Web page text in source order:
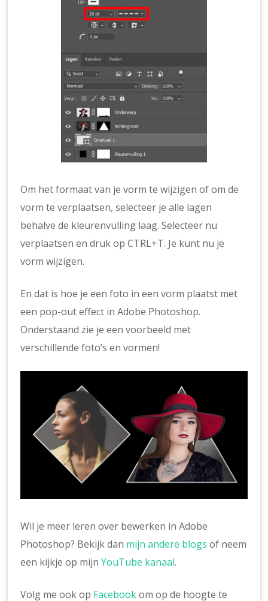
Om het formaat van je vorm te wijzigen of om de
vorm te verplaatsen, selecteer je alle lagen
behalve de kleurenvulling laag. Selecteer nu
verplaatsen en druk op CTRL+T. Je kunt nu je
vorm wijzigen.
En dat is hoe je een foto in een vorm plaatst met
een pop-out effect in Adobe Photoshop.
Onderstaand zie je een voorbeeld met
verschillende foto’s en vormen!
Wil je meer leren over bewerken in Adobe
Photoshop? Bekijk dan mijn andere blogs of neem
een kijkje op mijnYouTube kanaal.
Volg me ook op Facebookom op de hoogte te